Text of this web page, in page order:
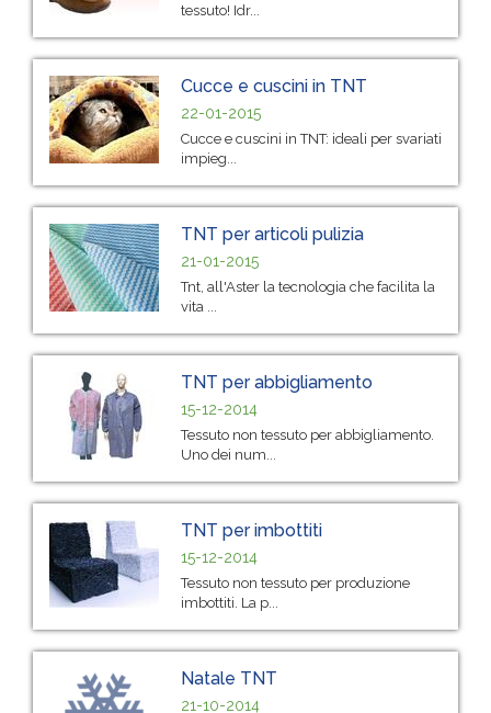
tessuto! Idr...
Cucce e cuscini in TNT
22-01-2015
Cucce e cuscini in TNT: ideali per svariati
impieg...
TNT per articoli pulizia
21-01-2015
Tnt, all'Aster la tecnologia che facilita la
vita ...
TNT per abbigliamento
15-12-2014
Tessuto non tessuto per abbigliamento.
Uno dei num...
TNT per imbottiti
15-12-2014
Tessuto non tessuto per produzione
imbottiti. La p...
Natale TNT
21-10-2014